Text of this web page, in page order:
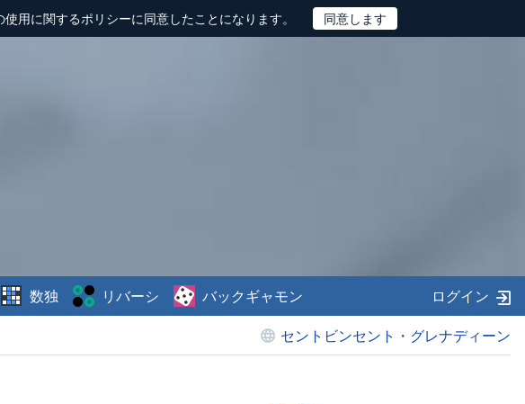
用に関するポリシーに同意したことになります。
セントビンセント・グレナディーン
数独 リバーシ バックギャモン ログイン